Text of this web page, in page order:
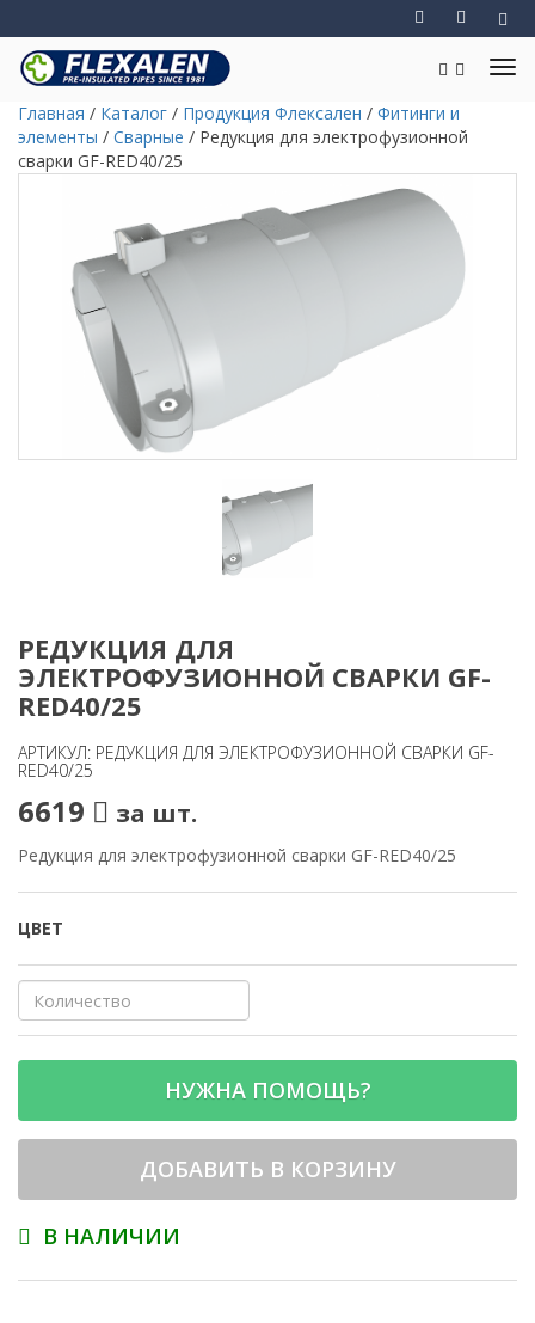
Главная / Каталог / Продукция Флексален / Фитинги и
элементы / Сварные / Редукция для электрофузионной
сварки GF-RED40/25
РЕДУКЦИЯ ДЛЯ
ЭЛЕКТРОФУЗИОННОЙ СВАРКИ GF-
RED40/25
АРТИКУЛ: РЕДУКЦИЯ ДЛЯ ЭЛЕКТРОФУЗИОННОЙ СВАРКИ GF-
RED40/25
6619 за шт.
Редукция для электрофузионной сварки GF-RED40/25
ЦВЕТ
НУЖНА ПОМОЩЬ?
ДОБАВИТЬ В КОРЗИНУ
В НАЛИЧИИ